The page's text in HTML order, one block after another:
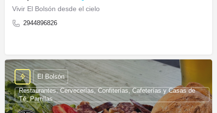
Vivir El Bolsón desde el cielo
2944896826
El Bolsón
Restaurantes, Cervecerías, Confiterías, Cafeterías y Casas de
Té, Parrillas